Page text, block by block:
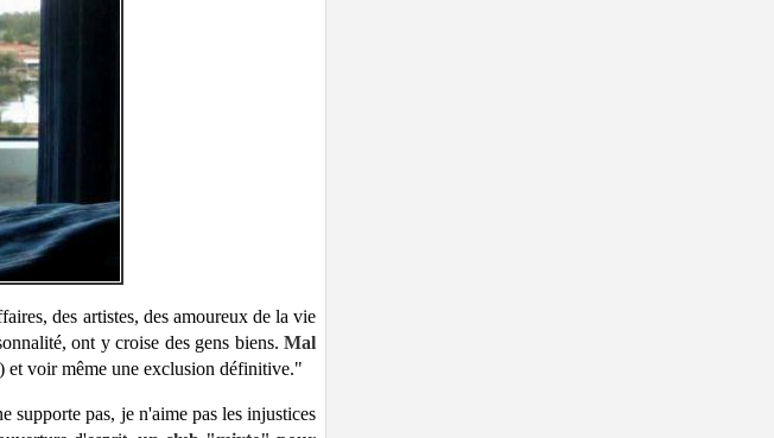
des artistes, des amoureux de la vie
ont y croise des gens biens. Mal
et voir même une exclusion définitive."
supporte pas, je n'aime pas les injustices